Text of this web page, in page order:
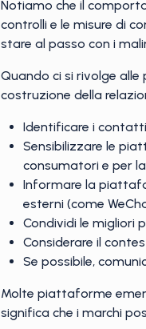
Notiamo che il
controlli e le misure di
stare al passo con i
Quando ci si rivolge
costruzione della
Identificare i
Sensibilizzare le
consumatori e per
Informare la
esterni (come
Condividi le
Considerare il
Se possibile,
Molte piattaforme
significa che i marchi